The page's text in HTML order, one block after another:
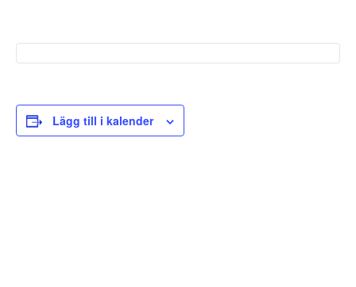
Lägg till i kalender